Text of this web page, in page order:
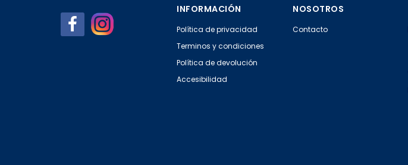
INFORMACIÓN
Política de privacidad
Terminos y condiciones
Política de devolución
Accesibilidad
NOSOTROS
Contacto